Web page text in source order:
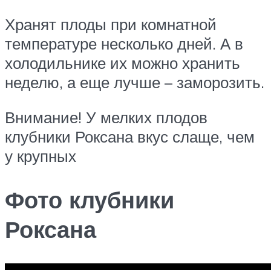
Хранят плоды при комнатной
температуре несколько дней. А в
холодильнике их можно хранить
неделю, а еще лучше – заморозить.
Внимание! У мелких плодов
клубники Роксана вкус слаще, чем
у крупных
Фото клубники
Роксана